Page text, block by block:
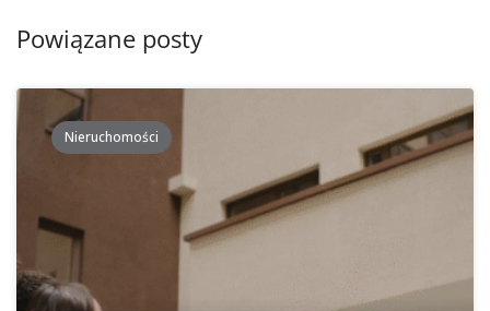
Powiązane posty
Nieruchomości